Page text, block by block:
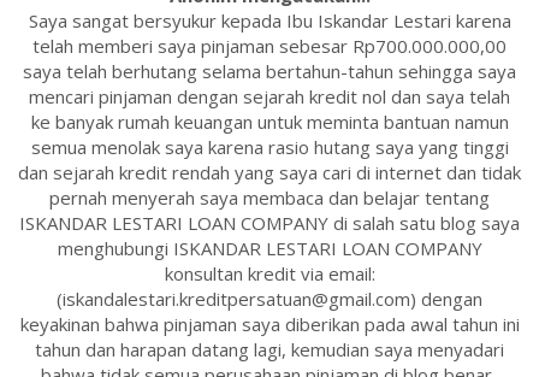
Saya sangat bersyukur kepada Ibu Iskandar Lestari karena
telah memberi saya pinjaman sebesar Rp700.000.000,00
saya telah berhutang selama bertahun-tahun sehingga saya
mencari pinjaman dengan sejarah kredit nol dan saya telah
ke banyak rumah keuangan untuk meminta bantuan namun
semua menolak saya karena rasio hutang saya yang tinggi
dan sejarah kredit rendah yang saya cari di internet dan tidak
pernah menyerah saya membaca dan belajar tentang
ISKANDAR LESTARI LOAN COMPANY di salah satu blog saya
menghubungi ISKANDAR LESTARI LOAN COMPANY
konsultan kredit via email:
(iskandalestari.kreditpersatuan@gmail.com) dengan
keyakinan bahwa pinjaman saya diberikan pada awal tahun ini
tahun dan harapan datang lagi, kemudian saya menyadari